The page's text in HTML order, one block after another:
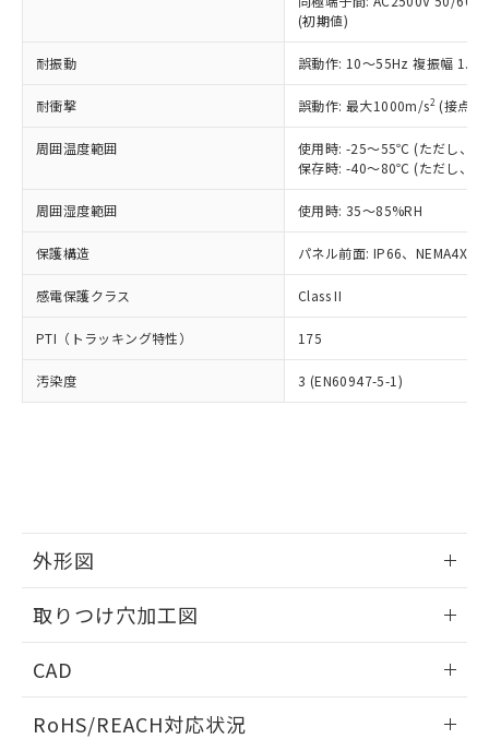
(初期値)
耐振動 誤動作: 10～55Hz 複振幅
耐衝撃 誤動作: 最大1000m/s2 (接点
周囲温度範囲
使用時: -25～55℃ (ただし、氷
保存時: -40～80℃ (ただし、氷
周囲湿度範囲 使用時: 35～85%RH
保護構造 パネル前面: IP66、NEMA4X,
感電保護クラス Class II
PTI（トラッキング特性） 175
汚染度 3 (EN60947-5-1)
外形図
取りつけ穴加工図
CAD
ドすることができます。
RoHS/REACH対応状況
正式な納期状況および標準価格はお客
様のお取引先、またはお客様担当のオ
ムロン制御機器販売店・当社販売員に
オムロン制御機器販売店や当社販売拠
販売ネットワーク
」をご確認
事前の承諾なく第三者に漏洩または開
示しないようお願いします。
マイパーツ機能（部品リスト作成サー
ビス）をご利用いただくには、I-Web
メンバーズにご登録されている必要が
あります。
お客様が当ウェブサイト上で当社にご
登録された部品リストについて、当社
および当社の共同利用者が、当社の製
(PBDE) 1000ppm以下、フタル酸ビス(2-エチルヘキシ
ル) (DEHP)(別名：DOP) 1000ppm以下、フタル酸ブチ
（DBP） 1000ppm以下、フタル酸ジイソブチル
但し、RoHS指令で産業用監視および制御機器に対する
フタル酸エステル類の４物質については閾値を超える意
図的な使用がないことを確認しています。
※2 対応予定月
部品在庫の切り替え状況などにより、予定
月が前後することがあります。
※3 非含有証明書ダウンロード
※本証明書は発行日時点で非含有を証明す
るもので、過去に遡って非含有を証明する
また、RoHS指令のフタル酸エステル類４
物質の対応では、対応完了までの期間は出
荷製品に未対応品が混在することから備考
既に当社にて対応品への在庫切替を完了
していることから、特段のことがない限
り、2022年1月12日より割愛しておりま
ニル類) : 1000ppm、 PBDEs(ポリ臭化ジフェニルエーテ
イソブチル) : 1000ppm、 BBP(フタル酸ブチルベンジ
DEHP(フタル酸ビス(2-エチルヘキシル)) : 1000ppm
「ｅ」：有害物質（10物質）のすべてが基
準値以下であることを示します。
「10」：通常の使用状況下において有害物
質が外部に漏えいし、環境に深刻な影響を
及ぼさない年数を意味します。
い合わせください。
当社は規制貨物を破棄する場合は、完
全に破砕するなど、違法に輸出されな
いよう必要な手段を講じます。
当社は貴社製品を、核兵器、ミサイ
ル、化学兵器、生物兵器またはその他
武器並びにこれらの製造装置等に一切
当社は、貴社製品を第三者に販売する
場合は、上記1、2および3の内容を当
該第三者に通知します。また当社は、
販売先および販売に係わる関係者が違
り引きをいたしません。
一定数以上の在庫あり
一定数には満たないが在庫あり
在庫なし(最新の在庫状況につ
いては、お客様のお取引先、ま
たはお客様担当のオムロン制御
機器販売店・当社販売員にご確
白
受注生産機種、また在庫状況の
情報を公開していない機種